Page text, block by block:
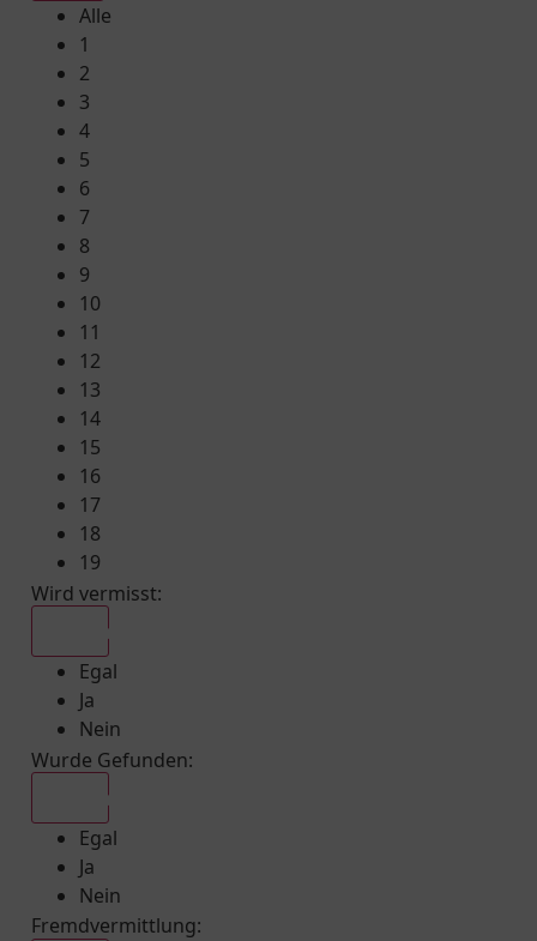
Alle
1
2
3
4
5
6
7
8
9
10
11
12
13
14
15
16
17
18
19
Wird vermisst:
Egal
Ja
Nein
Wurde Gefunden:
Egal
Ja
Nein
Fremdvermittlung: